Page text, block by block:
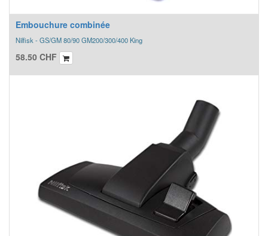
Embouchure combinée
Nilfisk - GS/GM 80/90 GM200/300/400 King
58.50 CHF